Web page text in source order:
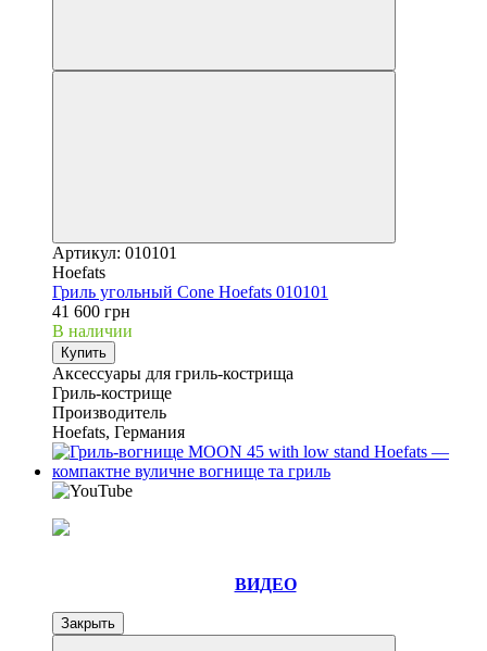
Артикул: 010101
Hoefats
Гриль угольный Cone Hoefats 010101
41 600 грн
В наличии
Купить
Аксессуары для гриль-кострища
Гриль-кострище
Производитель
Hoefats, Германия
ВИДЕО
Закрыть